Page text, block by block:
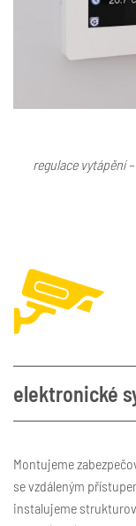
regulace vytápění
elektronické
Montujeme
se vzdáleným
instalujeme